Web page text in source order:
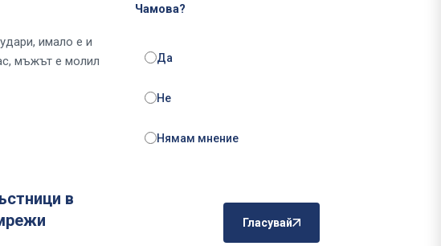
имало е и
мъжът е молил
в
Чамова?
Да
Не
Нямам мнение
Гласувай